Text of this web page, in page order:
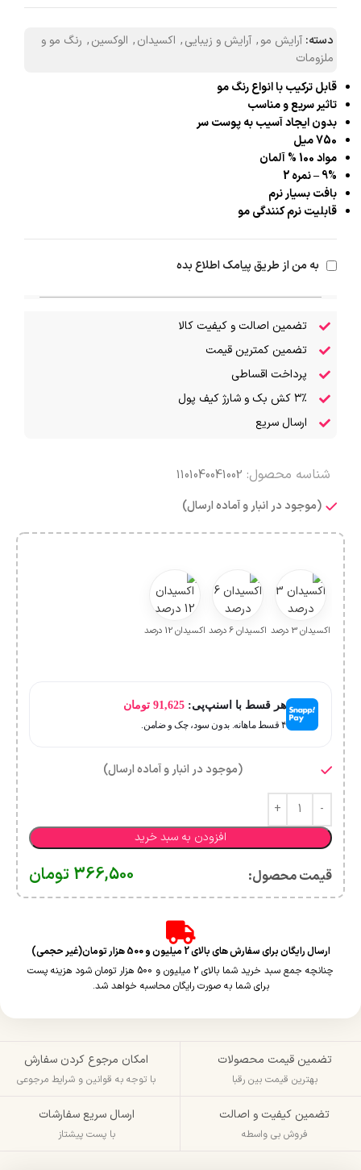
دسته: آرایش مو, آرایش و زیبایی, اکسیدان, الوکسین, رنگ مو و
ملزومات
قابل ترکیب با انواع رنگ مو
تاثیر سریع و مناسب
بدون ایجاد آسیب به پوست سر
750 میل
مواد 100 % آلمان
9% – نمره 2
بافت بسیار نرم
قابلیت نرم کنندگی مو
به من از طریق پیامک اطلاع بده
تضمین اصالت و کیفیت کالا
تضمین کمترین قیمت
پرداخت اقساطی
۳٪ کش بک و شارژ کیف پول
ارسال سریع
شناسه محصول: 1101040041002
(موجود در انبار و آماده ارسال)
اکسیدان 3 درصد اکسیدان 6 درصد اکسیدان 12 درصد
هر قسط با اسنپ‌پی: 91,625 تومان
۴ قسط ماهانه. بدون سود، چک و ضامن.
(موجود در انبار و آماده ارسال)
افزودن به سبد خرید
قیمت محصول:​ 366,500 تومان
ارسال رایگان برای سفارش های بالای 2 میلیون و 500 هزار تومان(غیر حجمی)
چنانچه جمع سبد خرید شما بالای 2 میلیون و 500 هزار تومان شود هزینه پست
برای شما به صورت رایگان محاسبه خواهد شد.
تضمین قیمت محصولات
بهترین قیمت بین رقبا
امکان مرجوع کردن سفارش
با توجه به قوانین و شرایط مرجوعی
تضمین کیفیت و اصالت
فروش بی واسطه
ارسال سریع سفارشات
با پست پیشتاز